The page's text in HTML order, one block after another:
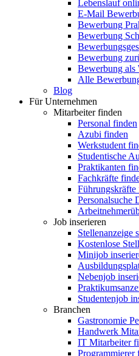
Lebenslauf
E-Mail
Bewerbung
Bewerbung
Bewerbung
Bewerbung als
Alle
Blog
Für Unternehmen
Mitarbeiter finden
Personal finden
Azubi finden
Werkstudent
Studentische
Praktikanten
Fachkräfte
Führungskräfte
Personalsuche
Job inserieren
Stellenanzeige
Kostenlose
Minijob
Nebenjob
Studentenjob
Branchen
Gastronomie
Handwerk
IT Mitarbeiter
Programmierer